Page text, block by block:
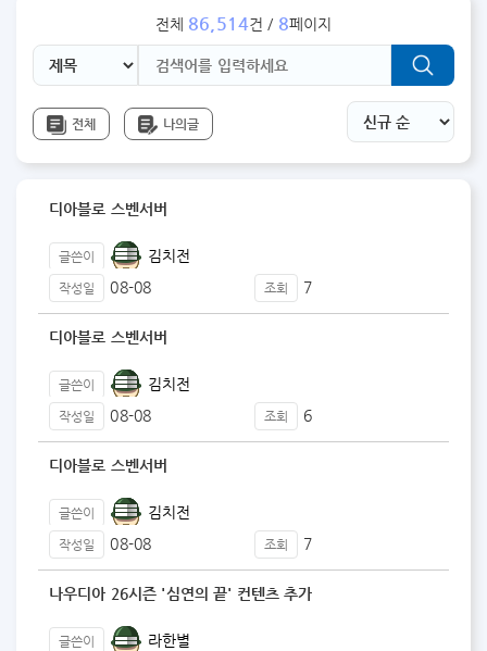
전체 86,514건 / 8페이지
전체 나의글
디아블로 스벤서버
글쓴이 김치전
작성일 08-08 조회 7
디아블로 스벤서버
글쓴이 김치전
작성일 08-08 조회 6
디아블로 스벤서버
글쓴이 김치전
작성일 08-08 조회 7
나우디아 26시즌 '심연의 끝' 컨텐츠 추가
글쓴이 라한별